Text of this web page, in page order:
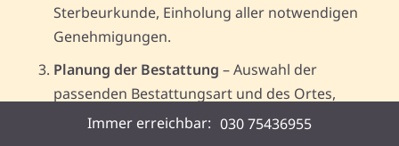
Sterbeurkunde, Einholung aller notwendigen
Genehmigungen.
Planung der Bestattung – Auswahl der
passenden Bestattungsart und des Ortes,
Gestaltung der Trauerfeier.
Immer erreichbar: 030 75436955